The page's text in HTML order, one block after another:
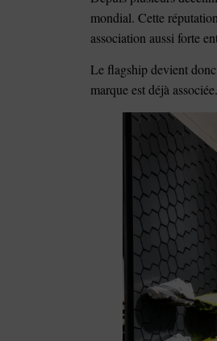
mondial. Cette
association aussi forte
Le flagship devient
marque est déjà associée.